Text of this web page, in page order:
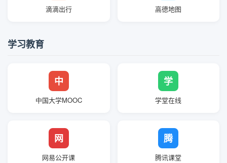
滴滴出行 高德地图
学习教育
中
中国大学MOOC
学
学堂在线
网
网易公开课
腾
腾讯课堂